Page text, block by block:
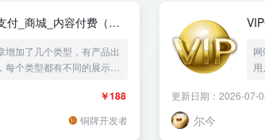
付_商城_内容付费（支
增加了几个类型，有产品出
个类型都有不同的展示方
￥188
铜牌开发者
更新日期：2026-07-
尔今